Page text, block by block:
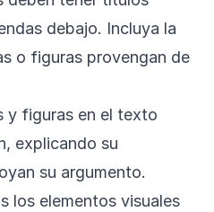
debajo. Incluya la
o figuras provengan de
y figuras en el texto
explicando su
su argumento.
los elementos visuales